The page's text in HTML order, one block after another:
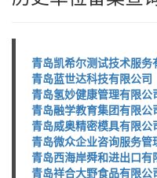
青岛凯希尔测试技术服务
青岛蓝世达科技有限公司
青岛氢妙健康管理有限公
青岛融学教育集团有限公
青岛威奥精密模具有限公
青岛微众企业咨询服务管
青岛西海岸舜和进出口有
青岛祥合大野食品有限公